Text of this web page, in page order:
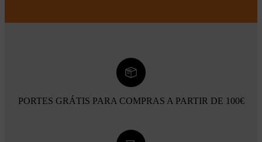
PORTES GRÁTIS PARA COMPRAS A PARTIR DE 100€